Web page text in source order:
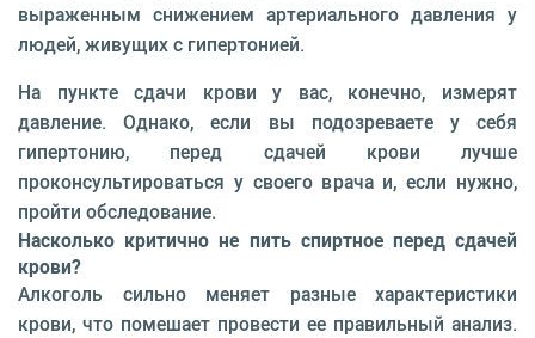
выраженным снижением артериального давления у
людей, живущих с гипертонией.
На пункте сдачи крови у вас, конечно, измерят
давление. Однако, если вы подозреваете у себя
гипертонию, перед сдачей крови лучше
проконсультироваться у своего врача и, если нужно,
пройти обследование.
Насколько критично не пить спиртное перед сдачей
крови?
Алкоголь сильно меняет разные характеристики
крови, что помешает провести ее правильный анализ.